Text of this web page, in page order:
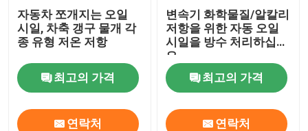
자동차 쪼개지는 오일
시일, 차축 갱구 물개 각
종 유형 저온 저항
최고의 가격
연락처
변속기 화학물질/알칼리
저항을 위한 자동 오일
시일을 방수 처리하십시
오
최고의 가격
연락처